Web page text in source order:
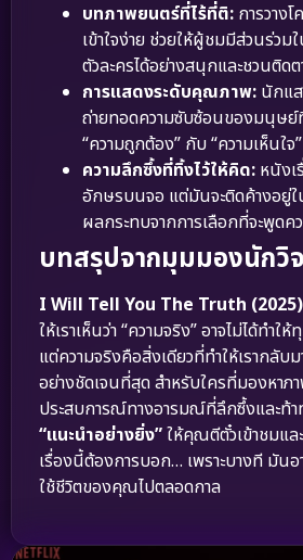
บทภาพยนตร์ที่ไร้ที่ติ: การวาง
เข้าใจง่าย ช่วยให้ผู้ชมมีส่วนร่วม
ตัวละครได้อย่างสนุกและชวนติด
การแสดงระดับคุณภาพ: นักแ
ถ่ายทอดความซับซ้อนของมนุษย์
“ความถูกต้อง” กับ “ความเห็นใ
ความลึกซึ้งที่ทิ้งไว้ให้คิด: หนังเ
อักษรบนจอ แต่มันจะติดค้างอยู่
ผลกระทบจากการเลือกที่จะพูดค
บทสรุปจากมุมมองนักวิ
I Will Tell You The Truth (2025)
ให้เราเห็นว่า “ความจริง” อาจไม่ได้ทำใ
แต่ความจริงคือสิ่งเดียวที่ทำให้เรากลับ
อย่างชัดเจนที่สุด สำหรับใครที่มองหา
ประสบการณ์ทางอารมณ์ที่ลึกซึ้งและท้
“แนะนำอย่างยิ่ง”ให้คุณตีตั๋วเข้าชมแ
เรื่องนี้ต้องการบอก… เพราะบางที มัน
ใช้ชีวิตของคุณไปตลอดกาล